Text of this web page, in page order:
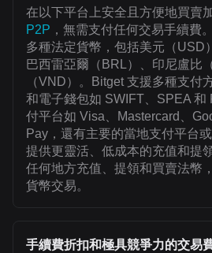
在以下平台上安全且方便地買賣
P2P ，無需支付任何交易手續費
多種法定貨幣，包括美元（USD
巴西雷亞爾（BRL）、印尼盧比
（VND）。Bitget 支援多種支付
和電子錢包如 SWIFT、SPEA 和
付平台如 Visa、Mastercard、
Pay，還有主要的當地支付平台
提供更靈活、低成本的充值和提
任何地方充值、提領和買賣法幣
貨幣交易。
手續費折扣和極具競爭力的交易